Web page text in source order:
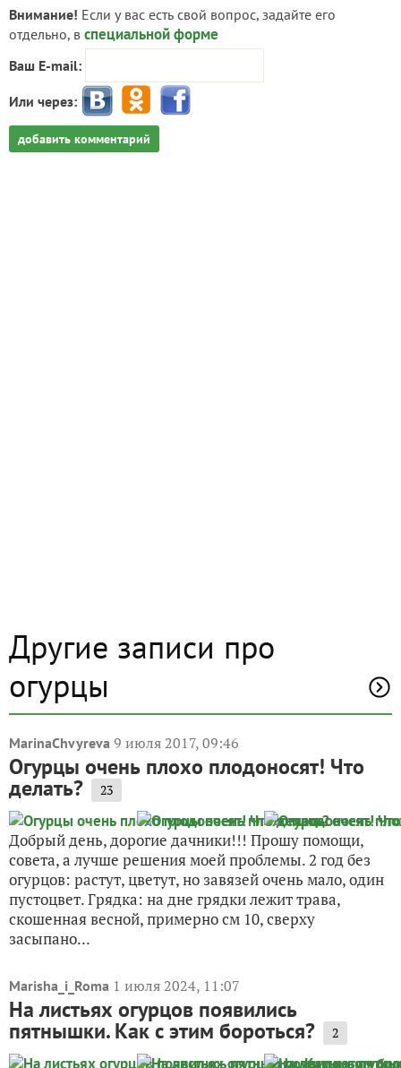
Внимание! Если у вас есть свой вопрос, задайте его
отдельно, в специальной форме
Ваш E-mail:
Или через:
добавить комментарий
Другие записи про
огурцы
MarinaChvyreva 9 июля 2017, 09:46
Огурцы очень плохо плодоносят! Что
делать? 23
Добрый день, дорогие дачники!!! Прошу помощи,
совета, а лучше решения моей проблемы. 2 год без
огурцов: растут, цветут, но завязей очень мало, один
пустоцвет. Грядка: на дне грядки лежит трава,
скошенная весной, примерно см 10, сверху
засыпано...
Marisha_i_Roma 1 июля 2024, 11:07
На листьях огурцов появились
пятнышки. Как с этим бороться? 2